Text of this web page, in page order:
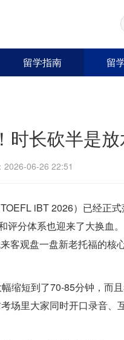
留学指南 留
时长砍半是放
2026-06-26 22:51
TOEFL iBT 2026）已经正
分体系也迎来了大换血
客观盘一盘新老托福的核
缩短到了70-85分钟，而
里大家同时开口录音、